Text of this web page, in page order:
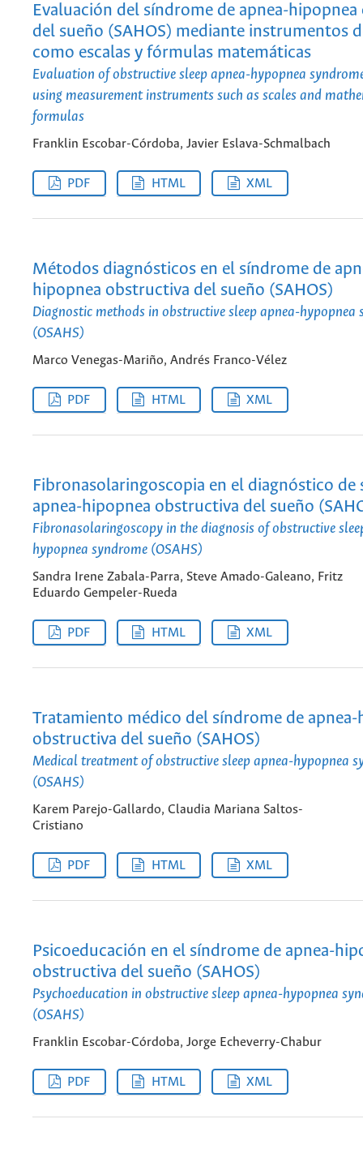
Evaluación del síndrome de apnea-
del sueño (SAHOS) mediante instrumentos
como escalas y fórmulas matemáticas
Evaluation of obstructive sleep apnea-hypopnea
using measurement instruments such as scales and
formulas
Franklin Escobar-Córdoba, Javier Eslava-Schmalbach
PDF HTML XML
Métodos diagnósticos en el síndrome de
hipopnea obstructiva del sueño (SAHOS)
Diagnostic methods in obstructive sleep apnea-hypopnea
(OSAHS)
Marco Venegas-Mariño, Andrés Franco-Vélez
PDF HTML XML
Fibronasolaringoscopia en el diagnóstico de
apnea-hipopnea obstructiva del sueño
Fibronasolaringoscopy in the diagnosis of obstructive
hypopnea syndrome (OSAHS)
Sandra Irene Zabala-Parra, Steve Amado-Galeano, Fritz
Eduardo Gempeler-Rueda
PDF HTML XML
Tratamiento médico del síndrome de apnea-
obstructiva del sueño (SAHOS)
Medical treatment of obstructive sleep apnea-hypopnea
(OSAHS)
Karem Parejo-Gallardo, Claudia Mariana Saltos-
Cristiano
PDF HTML XML
Psicoeducación en el síndrome de apnea-
obstructiva del sueño (SAHOS)
Psychoeducation in obstructive sleep apnea-hypopnea
(OSAHS)
Franklin Escobar-Córdoba, Jorge Echeverry-Chabur
PDF HTML XML